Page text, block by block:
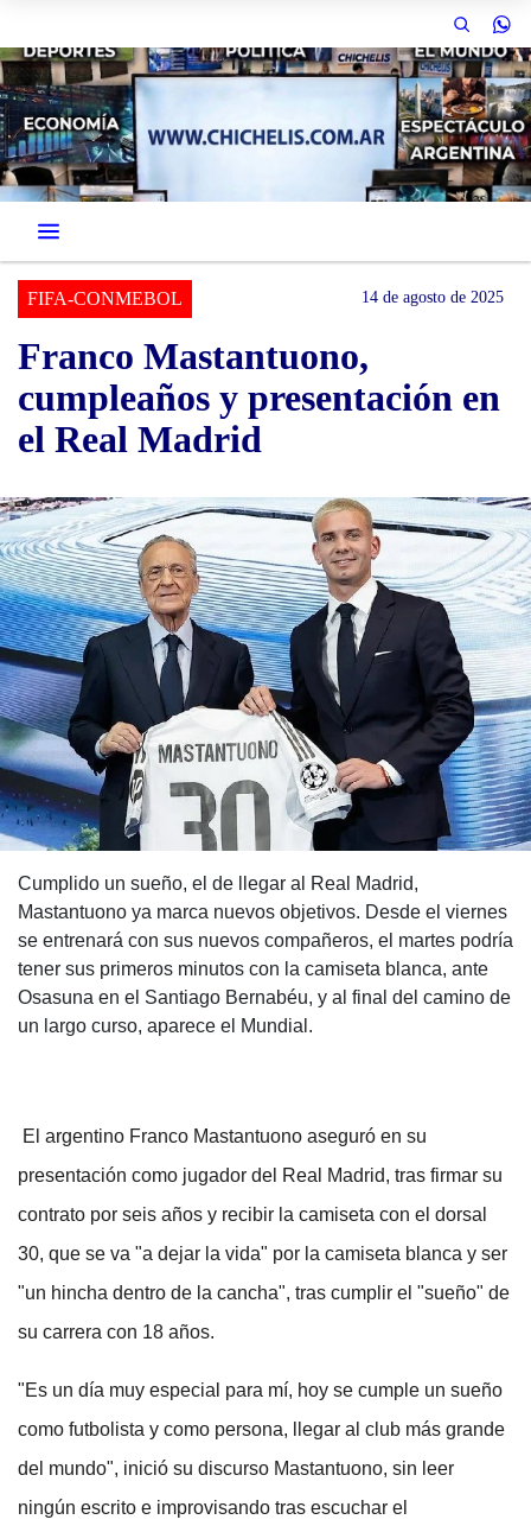
FIFA-CONMEBOL 14 de agosto de 2025
Franco Mastantuono,
cumpleaños y presentación en
el Real Madrid
Cumplido un sueño, el de llegar al Real Madrid,
Mastantuono ya marca nuevos objetivos. Desde el viernes
se entrenará con sus nuevos compañeros, el martes podría
tener sus primeros minutos con la camiseta blanca, ante
Osasuna en el Santiago Bernabéu, y al final del camino de
un largo curso, aparece el Mundial.
El argentino Franco Mastantuono aseguró en su
presentación como jugador del Real Madrid, tras firmar su
contrato por seis años y recibir la camiseta con el dorsal
30, que se va "a dejar la vida" por la camiseta blanca y ser
"un hincha dentro de la cancha", tras cumplir el "sueño" de
su carrera con 18 años.
"Es un día muy especial para mí, hoy se cumple un sueño
como futbolista y como persona, llegar al club más grande
del mundo", inició su discurso Mastantuono, sin leer
ningún escrito e improvisando tras escuchar el